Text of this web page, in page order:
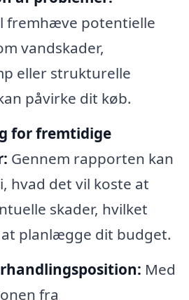
fremhæve potentielle
vandskader,
eller strukturelle
påvirke dit køb.
for fremtidige
Gennem rapporten kan
hvad det vil koste at
skader, hvilket
planlægge dit budget.
Med
fra